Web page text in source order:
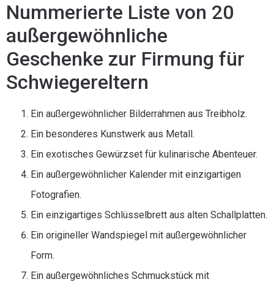
Nummerierte Liste von 20
außergewöhnliche
Geschenke zur Firmung für
Schwiegereltern
Ein außergewöhnlicher Bilderrahmen aus Treibholz.
Ein besonderes Kunstwerk aus Metall.
Ein exotisches Gewürzset für kulinarische Abenteuer.
Ein außergewöhnlicher Kalender mit einzigartigen
Fotografien.
Ein einzigartiges Schlüsselbrett aus alten Schallplatten.
Ein origineller Wandspiegel mit außergewöhnlicher
Form.
Ein außergewöhnliches Schmuckstück mit